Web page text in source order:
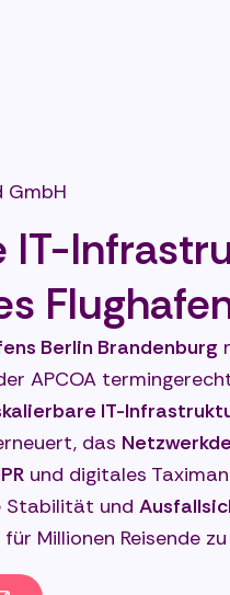
GmbH
IT-
Berlin Brandenburg
APCOA
IT-
das
und digitales
Stabilität und
Millionen Reisende